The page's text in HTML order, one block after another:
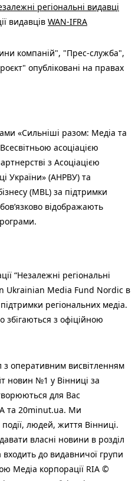
регіональні видавці
видавців WAN-IFRA
компаній", "Прес-служба",
опубліковані на правах
«Сильніші разом: Медіа та
асоціацією
з Асоціацією
України» (АНРВУ) та
(MBL) за підтримки
відображають
“Незалежні регіональні
Ukrainian Media Fund Nordic в
регіональних медіа.
збігаються з офіційною
оперативним висвітленням
новин №1 у Вінниці за
для Вас
та 20minut.ua. Ми
людей, життя Вінниці.
власні новини в розділ
до видавничої групи
Медіа корпорації RIA ©